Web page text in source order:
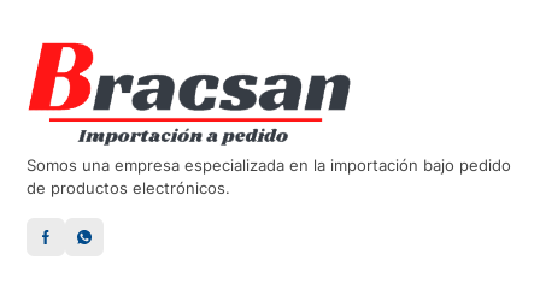
Somos una empresa especializada en la importación bajo pedido
de productos electrónicos.